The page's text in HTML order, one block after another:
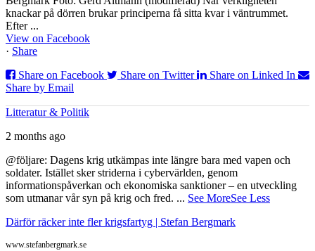
knackar på dörren brukar principerna få sitta kvar i väntrummet.
Efter ...
View on Facebook
· Share
Share on Facebook
Share on Twitter
Share on Linked In
Share by Email
Litteratur & Politik
2 months ago
@följare: Dagens krig utkämpas inte längre bara med vapen och
soldater. Istället sker striderna i cybervärlden, genom
informationspåverkan och ekonomiska sanktioner – en utveckling
som utmanar vår syn på krig och fred. ... See MoreSee Less
Därför räcker inte fler krigsfartyg | Stefan Bergmark
www.stefanbergmark.se